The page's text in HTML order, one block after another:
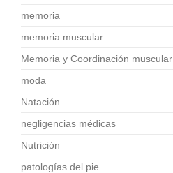
memoria
memoria muscular
Memoria y Coordinación muscular
moda
Natación
negligencias médicas
Nutrición
patologías del pie